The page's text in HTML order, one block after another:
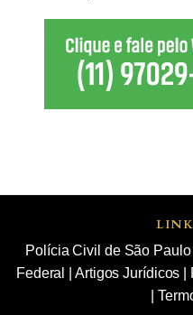
Polícia Civil de São Paulo
Federal
Artigos Jurídicos
|